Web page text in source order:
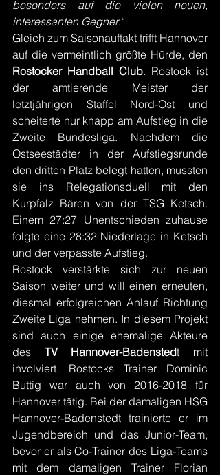
besonders auf die vielen neuen,
interessanten Gegner.“
Gleich zum Saisonauftakt trifft Hannover
Rostocker Handball Club. Rostock ist
der amtierende Meister der
letztjährigen Staffel Nord-Ost und
scheiterte nur knapp am Aufstieg in die
Zweite Bundesliga. Nachdem die
Ostseestädter in der Aufstiegsrunde
den dritten Platz belegt hatten, mussten
sie ins Relegationsduell mit den
Kurpfalz Bären von der TSG Ketsch.
Einem 27:27 Unentschieden zuhause
folgte eine 28:32 Niederlage in Ketsch
und der verpasste Aufstieg.
Rostock verstärkte sich zur neuen
Saison weiter und will einen erneuten,
diesmal erfolgreichen Anlauf Richtung
Zweite Liga nehmen. In diesem Projekt
sind auch einige ehemalige Akteure
des TV Hannover-Badenstedt mit
involviert. Rostocks Trainer Dominic
Buttig war auch von 2016-2018 für
Hannover tätig. Bei der damaligen HSG
Hannover-Badenstedt trainierte er im
Jugendbereich und das Junior-Team,
bevor er als Co-Trainer des Liga-Teams
mit dem damaligen Trainer Florian